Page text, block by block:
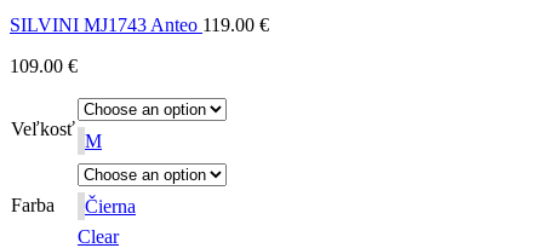
SILVINI MJ1743 Anteo 119.00 €
109.00 €
Veľkosť
M
Farba
Čierna
Clear